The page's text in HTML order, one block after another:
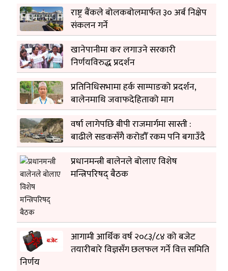
राष्ट्र बैंकले बोलकबोलमार्फत ३० अर्ब निक्षेप
संकलन गर्ने
खानेपानीमा कर लगाउने सरकारी
निर्णयविरुद्ध प्रदर्शन
प्रतिनिधिसभामा हर्क साम्पाङको प्रदर्शन,
बालेनमाथि जवाफदेहिताको माग
वर्षा लागेपछि बीपी राजमार्गमा सास्ती :
बाढीले सडकसँगै करोडौँ रकम पनि बगाउँदै
प्रधानमन्त्री बालेनले बोलाए विशेष
मन्त्रिपरिषद् बैठक
आगामी आर्थिक वर्ष २०८३/८४ को बजेट
तयारीबारे विज्ञसँग छलफल गर्ने वित्त समिति
निर्णय